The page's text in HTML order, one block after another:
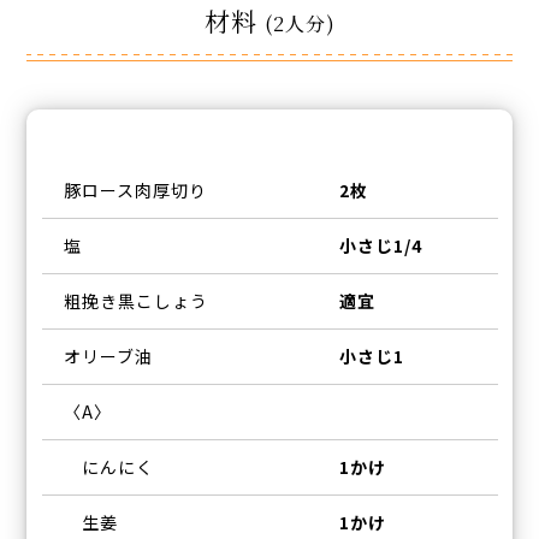
材料 (2人分)
豚ロース肉厚切り 2枚
塩 小さじ1/4
粗挽き黒こしょう 適宜
オリーブ油 小さじ1
〈A〉
にんにく 1かけ
生姜 1かけ